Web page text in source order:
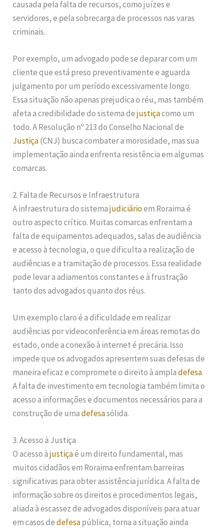
causada pela falta de recursos, como juízes e
servidores, e pela sobrecarga de processos nas varas
criminais.
Por exemplo, um advogado pode se deparar com um
cliente que está preso preventivamente e aguarda
julgamento por um período excessivamente longo.
Essa situação não apenas prejudica o réu, mas também
afeta a credibilidade do sistema dejustiçacomo um
todo. A Resolução nº 213 do Conselho Nacional de
Justiça(CNJ) busca combater a morosidade, mas sua
implementação ainda enfrenta resistência em algumas
comarcas.
2. Falta de Recursos e Infraestrutura
A infraestrutura do sistemajudiciárioem Roraima é
outro aspecto crítico. Muitas comarcas enfrentam a
falta de equipamentos adequados, salas de audiência
e acesso à tecnologia, o que dificulta a realização de
audiências e a tramitação de processos. Essa realidade
pode levar a adiamentos constantes e à frustração
tanto dos advogados quanto dos réus.
Um exemplo claro é a dificuldade em realizar
audiências por videoconferência em áreas remotas do
estado, onde a conexão à internet é precária. Isso
impede que os advogados apresentem suas defesas de
maneira eficaz e compromete o direito à ampladefesa.
A falta de investimento em tecnologia também limita o
acesso a informações e documentos necessários para a
construção de umadefesasólida.
3. Acesso à Justiça
O acesso àjustiçaé um direito fundamental, mas
muitos cidadãos em Roraima enfrentam barreiras
significativas para obter assistência jurídica. A falta de
informação sobre os direitos e procedimentos legais,
aliada à escassez de advogados disponíveis para atuar
em casos dedefesapública, torna a situação ainda